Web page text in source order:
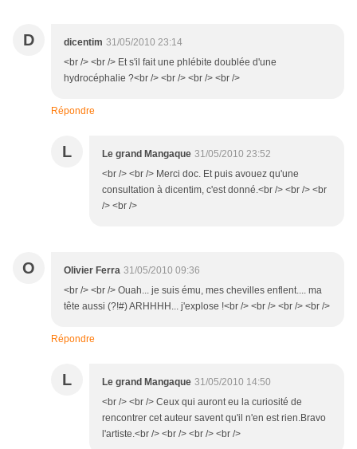
D dicentim 31/05/2010 23:14
<br /> <br /> Et s'il fait une phlébite doublée d'une
hydrocéphalie ?<br /> <br /> <br /> <br />
Répondre
L Le grand Mangaque 31/05/2010 23:52
<br /> <br /> Merci doc. Et puis avouez qu'une
consultation à dicentim, c'est donné.<br /> <br /> <br
/> <br />
O Olivier Ferra 31/05/2010 09:36
<br /> <br /> Ouah... je suis ému, mes chevilles enflent.... ma
tête aussi (?!#) ARHHHH... j'explose !<br /> <br /> <br /> <br />
Répondre
L Le grand Mangaque 31/05/2010 14:50
<br /> <br /> Ceux qui auront eu la curiosité de
rencontrer cet auteur savent qu'il n'en est rien.Bravo
l'artiste.<br /> <br /> <br /> <br />